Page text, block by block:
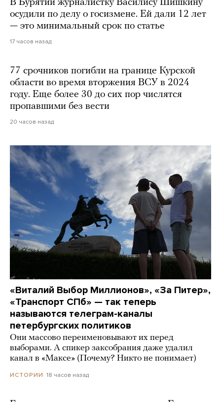
В Бурятии журналистку Василису Шишкину
осудили по делу о госизмене. Ей дали 12 лет
— это минимальный срок по статье
17 часов назад
77 срочников погибли на границе Курской
области во время вторжения ВСУ в 2024
году. Еще более 30 до сих пор числятся
пропавшими без вести
20 часов назад
«Виталий Выбор Миллионов», «За Питер»,
«Транспорт СПб» — так теперь
называются телеграм-каналы
петербургских политиков
Они массово переименовывают их перед
выборами. А спикер заксобрания даже удалил
канал в «Максе» (Почему? Никто не понимает)
ИСТОРИИ 18 часов назад